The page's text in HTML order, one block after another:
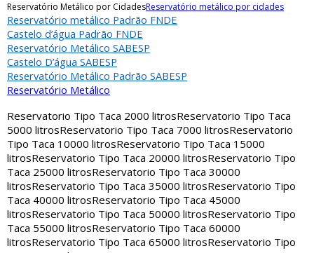
Reservatório Metálico por CidadesReservatório metálico por cidades
Reservatório metálico Padrão FNDE
Castelo d’água Padrão FNDE
Reservatório Metálico SABESP
Castelo D’água SABESP
Reservatório Metálico Padrão SABESP
Reservatório Metálico
Reservatorio Tipo Taca 2000 litrosReservatorio Tipo Taca
5000 litrosReservatorio Tipo Taca 7000 litrosReservatorio
Tipo Taca 10000 litrosReservatorio Tipo Taca 15000
litrosReservatorio Tipo Taca 20000 litrosReservatorio Tipo
Taca 25000 litrosReservatorio Tipo Taca 30000
litrosReservatorio Tipo Taca 35000 litrosReservatorio Tipo
Taca 40000 litrosReservatorio Tipo Taca 45000
litrosReservatorio Tipo Taca 50000 litrosReservatorio Tipo
Taca 55000 litrosReservatorio Tipo Taca 60000
litrosReservatorio Tipo Taca 65000 litrosReservatorio Tipo